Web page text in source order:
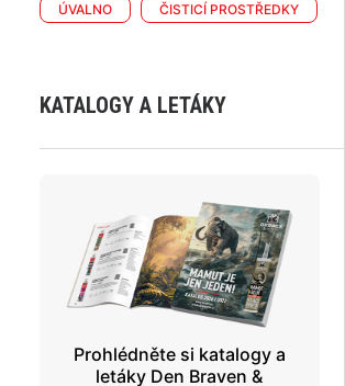
ÚVALNO ČISTICÍ PROSTŘEDKY
KATALOGY A LETÁKY
Prohlédněte si katalogy a
letáky Den Braven &